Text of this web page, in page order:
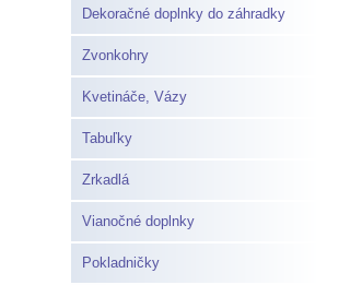
Dekoračné doplnky do záhradky
Zvonkohry
Kvetináče, Vázy
Tabuľky
Zrkadlá
Vianočné doplnky
Pokladničky